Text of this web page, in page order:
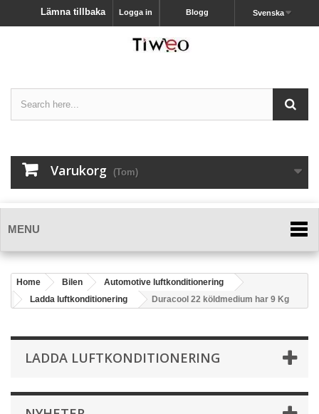
Svenska
Blogg
Logga in
Lämna tillbaka
Varukorg (Tom)
MENU
Home Bilen
Automotive luftkonditionering
Ladda luftkonditionering
Duracool 22 köldmedium har 9 Kg
LADDA LUFTKONDITIONERING